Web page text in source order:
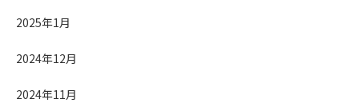
2025年1月
2024年12月
2024年11月